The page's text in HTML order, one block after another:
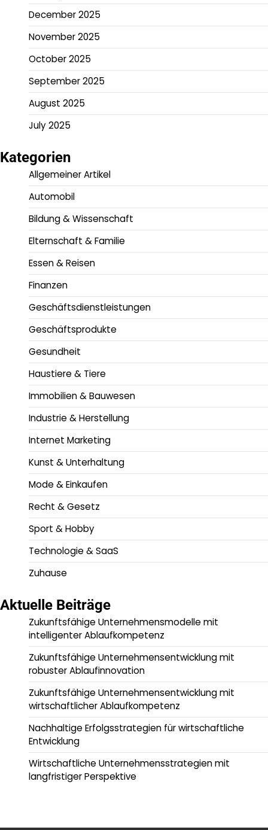
December 2025
November 2025
October 2025
September 2025
August 2025
July 2025
Kategorien
Allgemeiner Artikel
Automobil
Bildung & Wissenschaft
Elternschaft & Familie
Essen & Reisen
Finanzen
Geschäftsdienstleistungen
Geschäftsprodukte
Gesundheit
Haustiere & Tiere
Immobilien & Bauwesen
Industrie & Herstellung
Internet Marketing
Kunst & Unterhaltung
Mode & Einkaufen
Recht & Gesetz
Sport & Hobby
Technologie & SaaS
Zuhause
Aktuelle Beiträge
Zukunftsfähige Unternehmensmodelle mit
intelligenter Ablaufkompetenz
Zukunftsfähige Unternehmensentwicklung mit
robuster Ablaufinnovation
Zukunftsfähige Unternehmensentwicklung mit
wirtschaftlicher Ablaufkompetenz
Nachhaltige Erfolgsstrategien für wirtschaftliche
Entwicklung
Wirtschaftliche Unternehmensstrategien mit
langfristiger Perspektive